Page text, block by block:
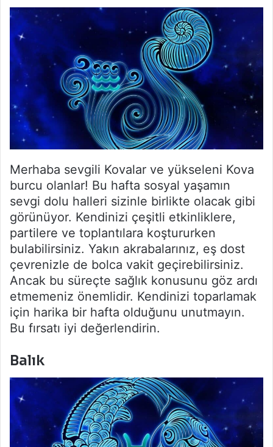
Merhaba sevgili Kovalar ve yükseleni Kova
burcu olanlar! Bu hafta sosyal yaşamın
sevgi dolu halleri sizinle birlikte olacak gibi
görünüyor. Kendinizi çeşitli etkinliklere,
partilere ve toplantılara koştururken
bulabilirsiniz. Yakın akrabalarınız, eş dost
çevrenizle de bolca vakit geçirebilirsiniz.
Ancak bu süreçte sağlık konusunu göz ardı
etmemeniz önemlidir. Kendinizi toparlamak
için harika bir hafta olduğunu unutmayın.
Bu fırsatı iyi değerlendirin.
Balık